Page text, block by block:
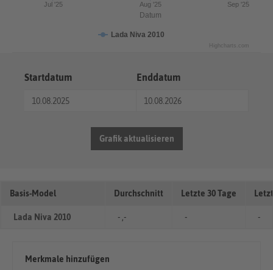
Datum
Lada Niva 2010
Jul '25 Aug '25 Sep '25
Highcharts.com
Startdatum Enddatum
Grafik aktualisieren
Basis-Model Durchschnitt Letzte 30 Tage
Lada Niva 2010 - ,- - -
Merkmale hinzufügen